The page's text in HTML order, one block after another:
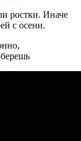
ростки. Иначе
с осени.